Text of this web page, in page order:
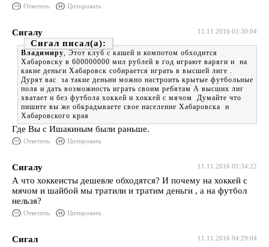
Ответить Цитировать
11.11.2016 01:30:04
Сигалу
Сигал
Владимиру, Этот клуб с кашей и компотом обходится
Хабаровску в 600000000 мил рублей в год играют варяги и на
какие деньги Хабаровск собирается играть в высшей лиге .
Дурят вас за такие деньни можно настроить крытые футбольные
поля и дать возможность играть своим ребятам А высших лиг
хватает и без футбола хоккей и хоккей с мячом Думайте что
пишите вы же обкрадываете свое население Хабаровска и
Хабаровского края
Где Вы с Ишакиным были раньше.
Ответить Цитировать
11.11.2016 01:34:22
Сигалу
А что хоккеисты дешевле обходятся? И почему на хоккей с
мячом и шайбой мы тратили и тратим деньги , а на футбол
нельзя?
Ответить Цитировать
11.11.2016 04:29:04
Сигал